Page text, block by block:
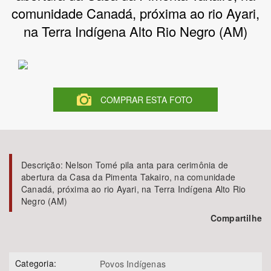
Bioma / Bacia
Tema
Área Protegida
comunidade Canadá, próxima ao rio Ayari,
na Terra Indígena Alto Rio Negro (AM)
COMPRAR ESTA FOTO
Descrição: Nelson Tomé pila anta para cerimônia de
abertura da Casa da Pimenta Takairo, na comunidade
Canadá, próxima ao rio Ayari, na Terra Indígena Alto Rio
Negro (AM)
Compartilhe
Categoria: Povos Indígenas